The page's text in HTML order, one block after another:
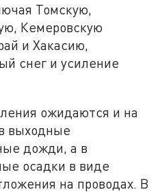
Томскую,
Кемеровскую
и Хакасию,
снег и усиление
ожидаются и на
выходные
дожди, а в
осадки в виде
на проводах. В